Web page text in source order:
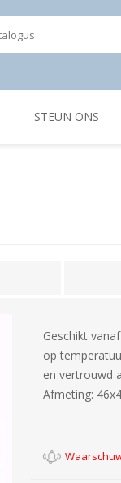
STEUN ONS
Geschikt
op
en vertrouwd
Afmeting: